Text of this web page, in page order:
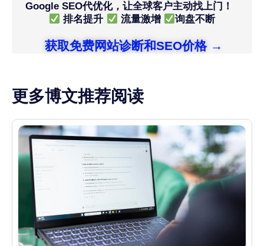
Google SEO代优化，让全球客户主动找上门！
排名提升
流量激增 询盘不断
获取免费网站诊断和SEO价格 →
更多博文推荐阅读